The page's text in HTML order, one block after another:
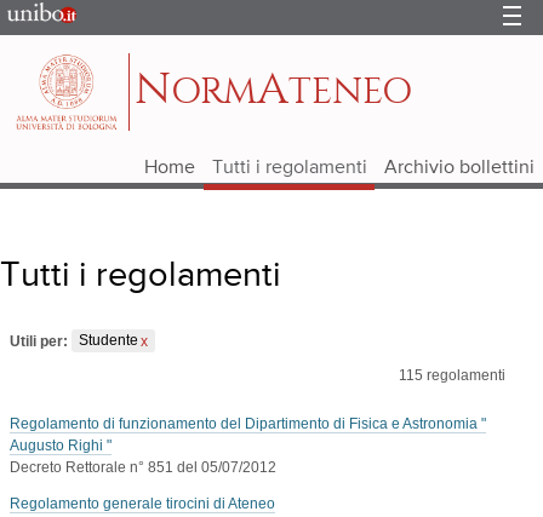
Portale
d'Ateneo
NORMATENEO
Home Tutti i regolamenti Archivio bollettini
Tutti i regolamenti
Utili per:
Studente
115 regolamenti
Regolamento di funzionamento del Dipartimento di Fisica e Astronomia "
Augusto Righi "
Decreto Rettorale n° 851 del 05/07/2012
Regolamento generale tirocini di Ateneo